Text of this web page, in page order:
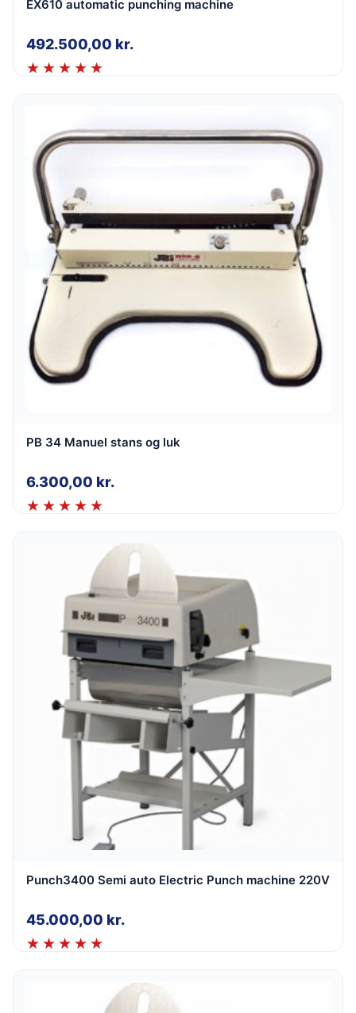
EX610 automatic punching machine
492.500,00 kr.
PB 34 Manuel stans og luk
6.300,00 kr.
Punch3400 Semi auto Electric Punch machine 220V
45.000,00 kr.